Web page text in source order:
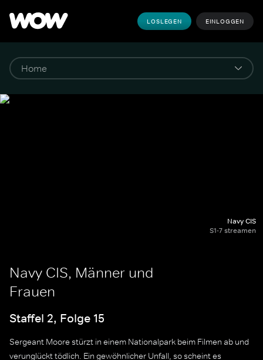
LOSLEGEN EINLOGGEN
Navy CIS
S1-7 streamen
Navy CIS, Männer und
Frauen
Staffel 2, Folge 15
Sergeant Moore stürzt in einem Nationalpark beim Filmen ab und
verunglückt tödlich. Ein gewöhnlicher Unfall, so scheint es